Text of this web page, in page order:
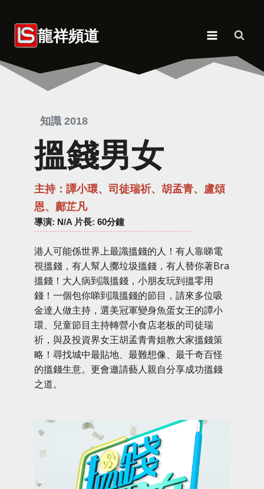
content 龍祥頻道
知識 2018
搵錢男女
主持：譚小環、司徒瑞祈、胡孟青、盧頌
恩、鄺芷凡
導演: N/A 片長: 60分鐘
港人可能係世界上最識搵錢的人！有人靠睇電
視搵錢，有人幫人擲垃圾搵錢，有人替你著Bra
搵錢！大人病到識搵錢，小朋友玩到搵零用
錢！一個包你睇到識搵錢的節目，請來多位吸
金達人做主持，選美冠軍變身魚蛋女王的譚小
環、兒童節目主持轉營小食店老板的司徒瑞
祈，與及投資界女王胡孟青青姐教大家搵錢策
略！尋找城中最貼地、最難想像、最千奇百怪
的搵錢生意。更會邀請藝人親自分享成功搵錢
之道。